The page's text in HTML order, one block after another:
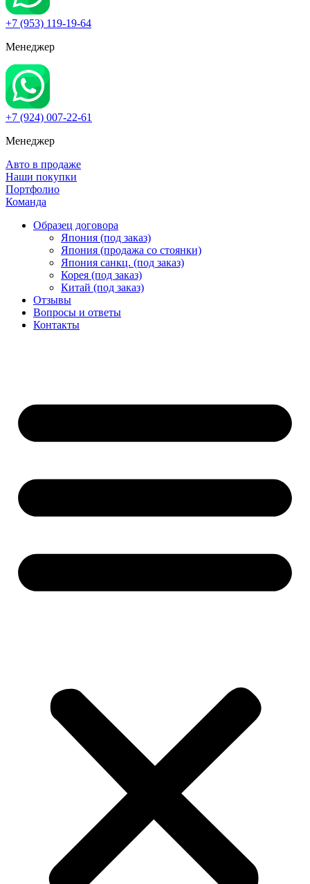
+7 (953) 119-19-64
Менеджер
+7 (924) 007-22-61
Менеджер
Авто в продаже
Наши покупки
Портфолио
Команда
Образец договора
Япония (под заказ)
Япония (продажа со стоянки)
Япония санкц. (под заказ)
Корея (под заказ)
Китай (под заказ)
Отзывы
Вопросы и ответы
Контакты